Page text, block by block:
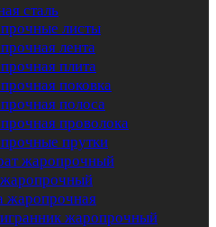
сталь
листы
лента
плита
поковка
полоса
проволока
прутки
жаропрочный
жаропрочная
жаропрочный